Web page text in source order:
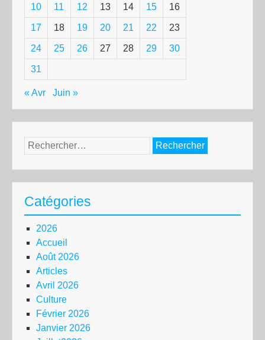
10 11 12 13 14 15 16
17 18 19 20 21 22 23
24 25 26 27 28 29 30
31
« Avr Juin »
Rechercher :
Catégories
2026
Accueil
Août 2026
Articles
Avril 2026
Culture
Février 2026
Janvier 2026